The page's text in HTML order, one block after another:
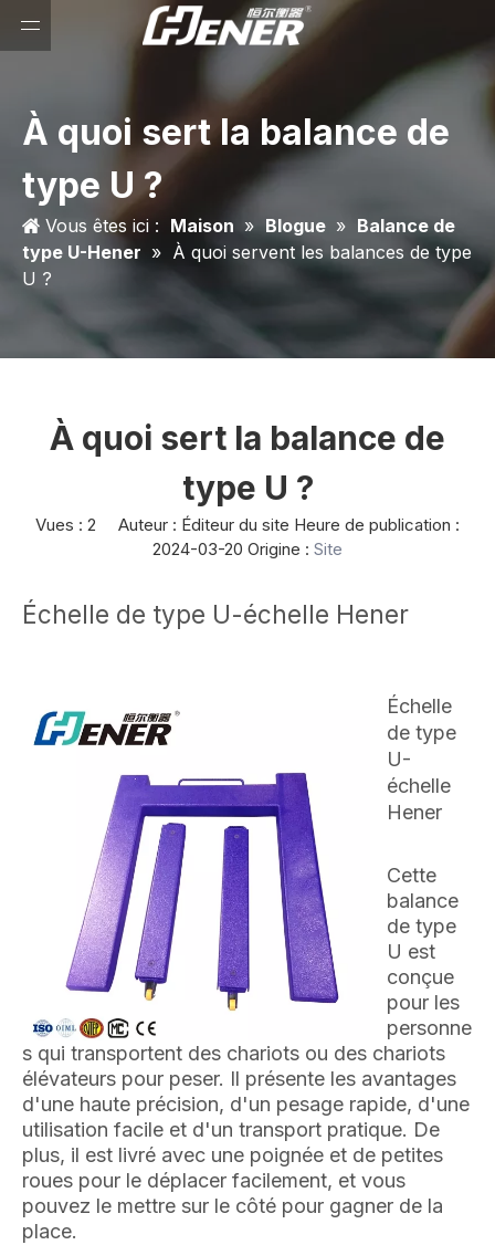
À quoi sert la balance de
type U ?
Vous êtes ici : Maison » Blogue » Balance de
type U-Hener » À quoi servent les balances de type
U ?
À quoi sert la balance de
type U ?
Vues : 2 Auteur : Éditeur du site Heure de publication :
2024-03-20 Origine : Site
Échelle de type U-échelle Hener
Échelle
de type
U-
échelle
Hener
Cette
balance
de type
U est
conçue
pour les
personne
s qui transportent des chariots ou des chariots
élévateurs pour peser. Il présente les avantages
d'une haute précision, d'un pesage rapide, d'une
utilisation facile et d'un transport pratique. De
plus, il est livré avec une poignée et de petites
roues pour le déplacer facilement, et vous
pouvez le mettre sur le côté pour gagner de la
place.